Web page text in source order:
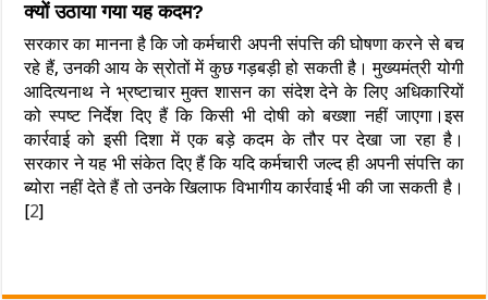
क्यों उठाया गया यह कदम?
सरकार का मानना है कि जो कर्मचारी अपनी संपत्ति की घोषणा करने से बच
रहे हैं, उनकी आय के स्रोतों में कुछ गड़बड़ी हो सकती है। मुख्यमंत्री योगी
आदित्यनाथ ने भ्रष्टाचार मुक्त शासन का संदेश देने के लिए अधिकारियों
को स्पष्ट निर्देश दिए हैं कि किसी भी दोषी को बख्शा नहीं जाएगा।इस
कार्रवाई को इसी दिशा में एक बड़े कदम के तौर पर देखा जा रहा है।
सरकार ने यह भी संकेत दिए हैं कि यदि कर्मचारी जल्द ही अपनी संपत्ति का
ब्योरा नहीं देते हैं तो उनके खिलाफ विभागीय कार्रवाई भी की जा सकती है।
[2]